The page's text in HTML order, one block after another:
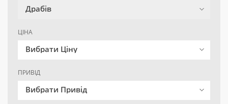
Драбів
ЦІНА
Вибрати Ціну
ПРИВІД
Вибрати Привід